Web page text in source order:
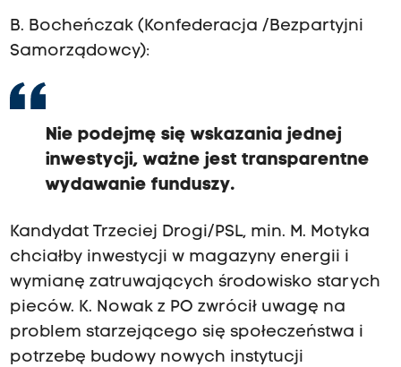
B. Bocheńczak (Konfederacja /Bezpartyjni
Samorządowcy):
Nie podejmę się wskazania jednej
inwestycji, ważne jest transparentne
wydawanie funduszy.
Kandydat Trzeciej Drogi/PSL, min. M. Motyka
chciałby inwestycji w magazyny energii i
wymianę zatruwających środowisko starych
pieców. K. Nowak z PO zwrócił uwagę na
problem starzejącego się społeczeństwa i
potrzebę budowy nowych instytucji